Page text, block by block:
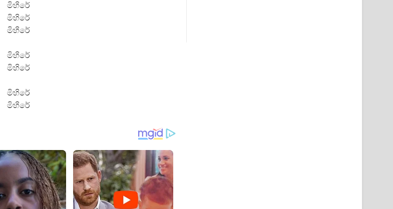
මිහිරේ
මිහිරේ
මිහිරේ
මිහිරේ
මිහිරේ
මිහිරේ
මිහිරේ